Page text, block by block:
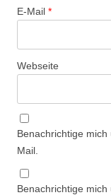
E-Mail *
Webseite
Benachrichtige
Mail.
Benachrichtige mich